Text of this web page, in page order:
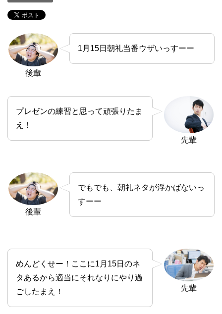
後輩
1月15日朝礼当番ウザいっすーー
先輩
プレゼンの練習と思って頑張りたま
え！
後輩
でもでも、朝礼ネタが浮かばないっ
すーー
先輩
めんどくせー！ここに1月15日のネ
タあるから適当にそれなりにやり過
ごしたまえ！